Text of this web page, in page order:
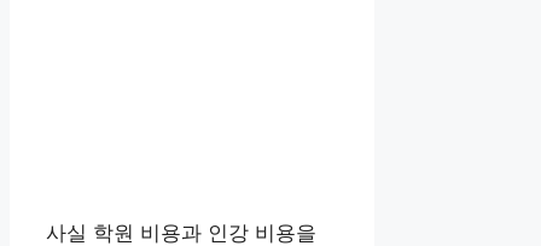
사실 학원 비용과 인강 비용을